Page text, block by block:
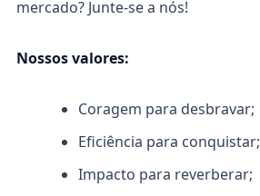
mercado? Junte-se a nós!
Nossos valores:
Coragem para desbravar;
Eficiência para conquistar;
Impacto para reverberar;